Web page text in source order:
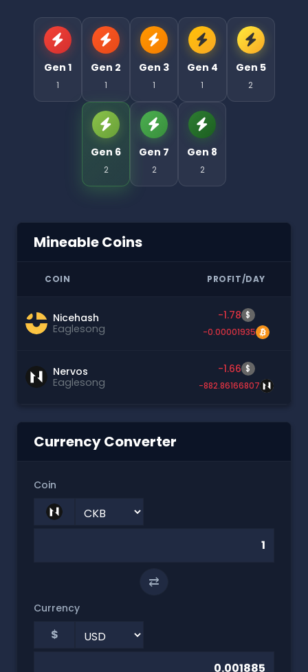
Gen 1
1
Gen 2
1
Gen 3
1
Gen 4
1
Gen 5
2
Gen 6
2
Gen 7
2
Gen 8
2
Mineable Coins
COIN PROFIT/DAY
Nicehash
Eaglesong
-1.78 $
-0.00001935
Nervos
Eaglesong
-1.66 $
-882.86166807
Currency Converter
Coin
⇄
Currency
$